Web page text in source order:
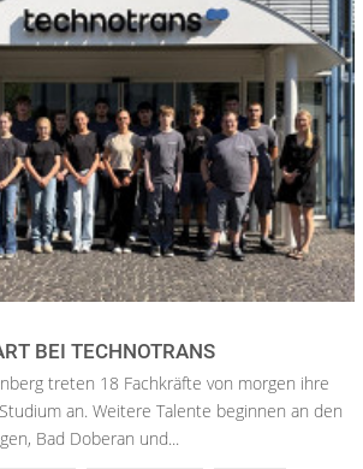
BEI TECHNOTRANS
treten 18 Fachkräfte von morgen ihre
an. Weitere Talente beginnen an den
Bad Doberan und...